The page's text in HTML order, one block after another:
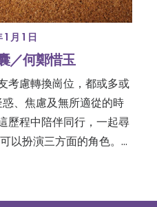
月 1 日
／何鄭惜玉
考慮轉換崗位，都或多或
、焦慮及無所適從的時
歷程中陪伴同行，一起尋
以扮演三方面的角色。…